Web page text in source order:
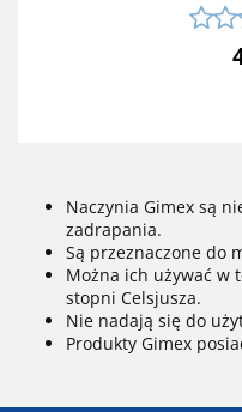
Naczynia Gimex są
zadrapania.
Są przeznaczone do
Można ich używać w
stopni Celsjusza.
Nie nadają się do
Produkty Gimex